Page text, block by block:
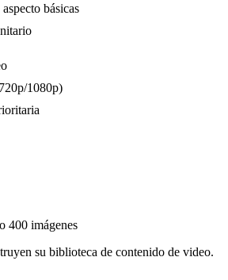
básicas
1080p)
400 imágenes
su biblioteca de contenido de video.